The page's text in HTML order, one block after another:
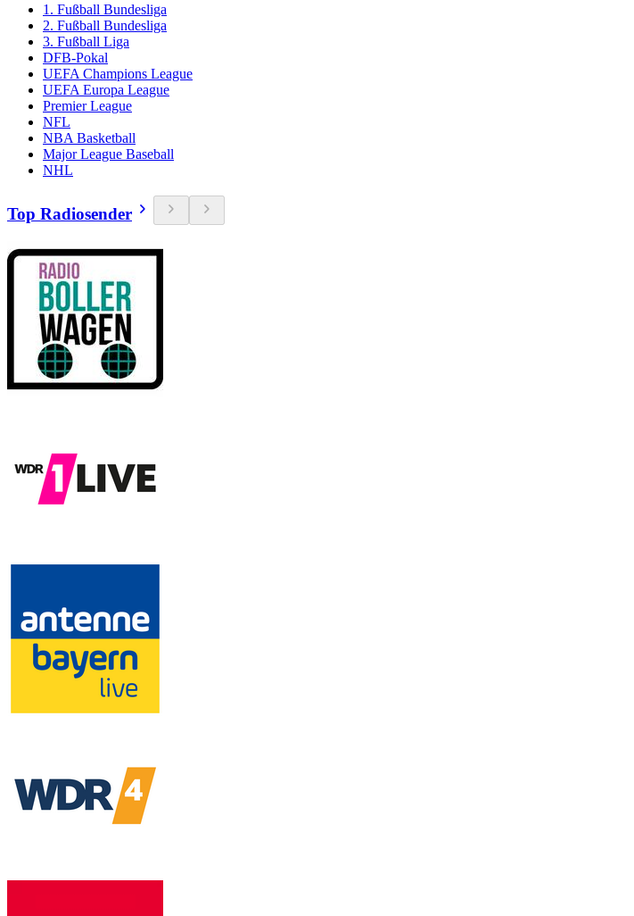
1. Fußball Bundesliga
2. Fußball Bundesliga
3. Fußball Liga
DFB-Pokal
UEFA Champions League
UEFA Europa League
Premier League
NFL
NBA Basketball
Major League Baseball
NHL
Top Radiosender